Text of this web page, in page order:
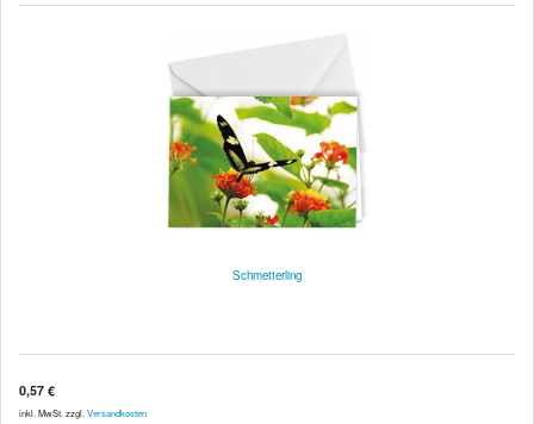
Schmetterling
0,57 €
inkl. MwSt. zzgl. Versandkosten